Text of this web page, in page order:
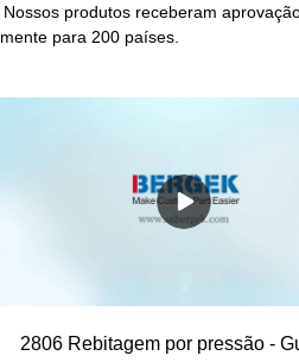
produtos receberam
para 200 países.
2806 Rebitagem por pressão -